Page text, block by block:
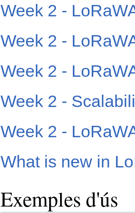
Week 2 -
Week 2 -
Week 2 -
Week 2 -
Week 2 -
What is new in
Exemples d'ús